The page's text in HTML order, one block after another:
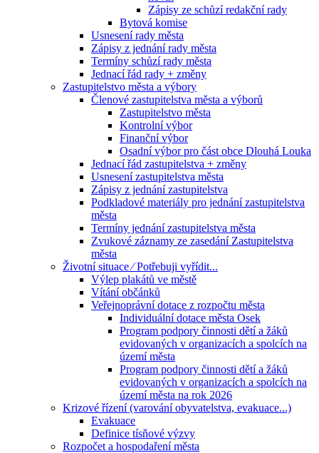
Zápisy ze schůzí redakční rady
Bytová komise
Usnesení rady města
Zápisy z jednání rady města
Termíny schůzí rady města
Jednací řád rady + změny
Zastupitelstvo města a výbory
Členové zastupitelstva města a výborů
Zastupitelstvo města
Kontrolní výbor
Finanční výbor
Osadní výbor pro část obce Dlouhá Louka
Jednací řád zastupitelstva + změny
Usnesení zastupitelstva města
Zápisy z jednání zastupitelstva
Podkladové materiály pro jednání zastupitelstva
města
Termíny jednání zastupitelstva města
Zvukové záznamy ze zasedání Zastupitelstva
města
Životní situace ⁄ Potřebuji vyřídit...
Výlep plakátů ve městě
Vítání občánků
Veřejnoprávní dotace z rozpočtu města
Individuální dotace města Osek
Program podpory činnosti dětí a žáků
evidovaných v organizacích a spolcích na
území města
Program podpory činnosti dětí a žáků
evidovaných v organizacích a spolcích na
území města na rok 2026
Krizové řízení (varování obyvatelstva, evakuace...)
Evakuace
Definice tísňové výzvy
Rozpočet a hospodaření města